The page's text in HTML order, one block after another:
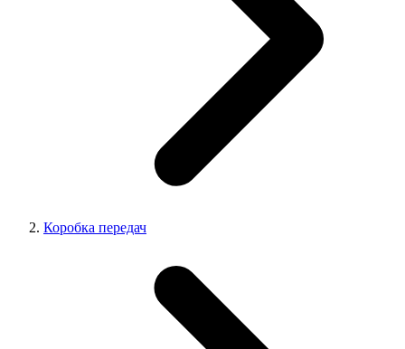
Коробка передач